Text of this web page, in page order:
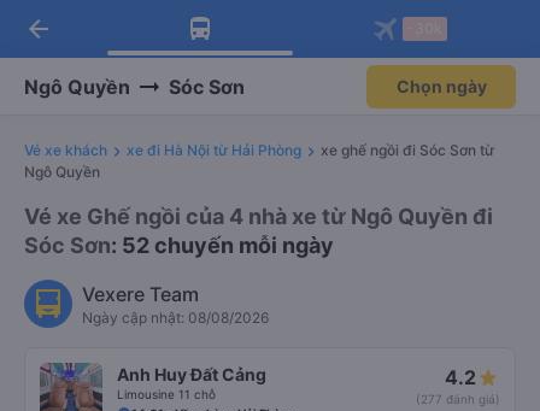
Tải app Vexere ngay!
Nhận ưu đãi thành viên độc
Mở app
Tải app Vexere
-30k/ghế khi đặt vé máy bay qua
Mở app
arrow_back
Ngô Quyền Sóc Sơn Chọn ngày
Vé xe khách xe đi Hà Nội từ Hải Phòng
xe ghế ngồi đi Sóc Sơn từ
Ngô Quyền
Vé xe Ghế ngồi của 4 nhà xe từ Ngô Quyền đi
Sóc Sơn: 52 chuyến mỗi ngày
Vexere Team
Ngày cập nhật: 08/08/2026
Anh Huy Đất Cảng
Limousine 11 chỗ
4.2
(277 đánh giá)